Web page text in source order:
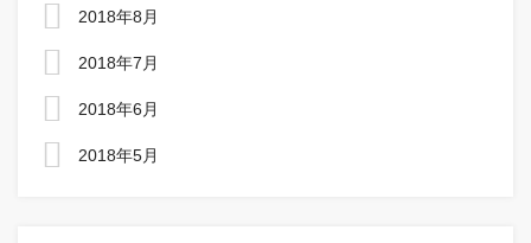
2018年8月
2018年7月
2018年6月
2018年5月